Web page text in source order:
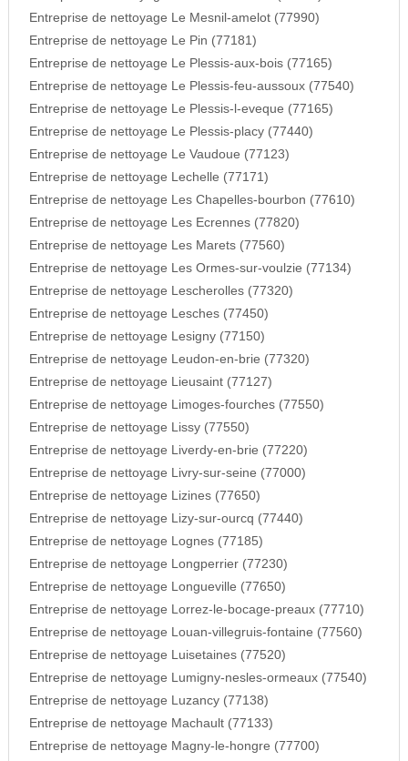
Entreprise de nettoyage Le Mesnil-amelot (77990)
Entreprise de nettoyage Le Pin (77181)
Entreprise de nettoyage Le Plessis-aux-bois (77165)
Entreprise de nettoyage Le Plessis-feu-aussoux (77540)
Entreprise de nettoyage Le Plessis-l-eveque (77165)
Entreprise de nettoyage Le Plessis-placy (77440)
Entreprise de nettoyage Le Vaudoue (77123)
Entreprise de nettoyage Lechelle (77171)
Entreprise de nettoyage Les Chapelles-bourbon (77610)
Entreprise de nettoyage Les Ecrennes (77820)
Entreprise de nettoyage Les Marets (77560)
Entreprise de nettoyage Les Ormes-sur-voulzie (77134)
Entreprise de nettoyage Lescherolles (77320)
Entreprise de nettoyage Lesches (77450)
Entreprise de nettoyage Lesigny (77150)
Entreprise de nettoyage Leudon-en-brie (77320)
Entreprise de nettoyage Lieusaint (77127)
Entreprise de nettoyage Limoges-fourches (77550)
Entreprise de nettoyage Lissy (77550)
Entreprise de nettoyage Liverdy-en-brie (77220)
Entreprise de nettoyage Livry-sur-seine (77000)
Entreprise de nettoyage Lizines (77650)
Entreprise de nettoyage Lizy-sur-ourcq (77440)
Entreprise de nettoyage Lognes (77185)
Entreprise de nettoyage Longperrier (77230)
Entreprise de nettoyage Longueville (77650)
Entreprise de nettoyage Lorrez-le-bocage-preaux (77710)
Entreprise de nettoyage Louan-villegruis-fontaine (77560)
Entreprise de nettoyage Luisetaines (77520)
Entreprise de nettoyage Lumigny-nesles-ormeaux (77540)
Entreprise de nettoyage Luzancy (77138)
Entreprise de nettoyage Machault (77133)
Entreprise de nettoyage Magny-le-hongre (77700)